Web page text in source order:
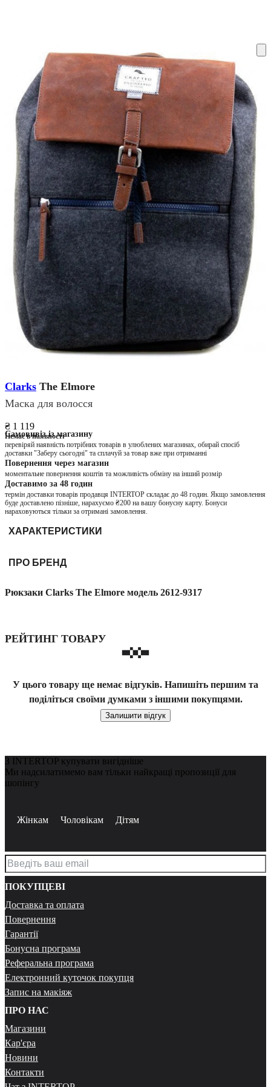
Clarks The Elmore
Маска для волосся
₴ 1 119
Немає в наявності
Самовивіз із магазину
перевіряй наявність потрібних товарів в улюблених магазинах, обирай спосіб
доставки "Заберу сьогодні" та сплачуй за товар вже при отриманні
Повернення через магазин
моментальне повернення коштів та можливість обміну на інший розмір
Доставимо за 48 годин
термін доставки товарів продавця INTERTOP складає до 48 годин. Якщо замовлення
буде доставлено пізніше, нарахуємо ₴200 на вашу бонусну карту. Бонуси
нараховуються тільки за отримані замовлення.
ХАРАКТЕРИСТИКИ
ПРО БРЕНД
Рюкзаки Clarks The Elmore модель 2612-9317
РЕЙТИНГ ТОВАРУ
У цього товару ще немає відгуків. Напишіть першим та
поділіться своїми думками з іншими покупцями.
Залишити відгук
З INTERTOP купувати вигідніше
Ми надсилатимемо вам тільки найкращі пропозиції для
шопінгу
Жінкам Чоловікам Дітям
ПОКУПЦЕВІ
Доставка та оплата
Повернення
Гарантії
Бонусна програма
Реферальна програма
Електронний куточок покупця
Запис на макіяж
ПРО НАС
Магазини
Кар'єра
Новини
Контакти